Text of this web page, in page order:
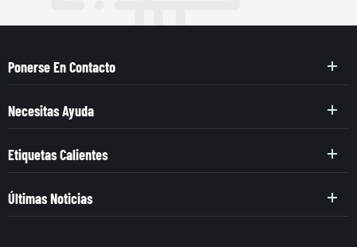
Ponerse En Contacto
Necesitas Ayuda
Etiquetas Calientes
Últimas Noticias